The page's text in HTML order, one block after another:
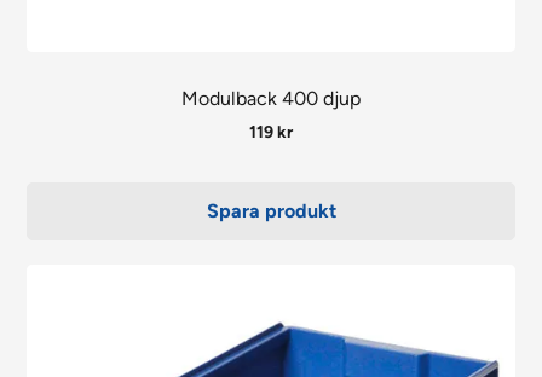
Modulback 400 djup
119kr
Spara produkt